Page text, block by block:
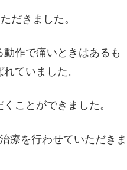
だきました。
作で痛いときはあるも
ていました。
ことができました。
療を行わせていただきま